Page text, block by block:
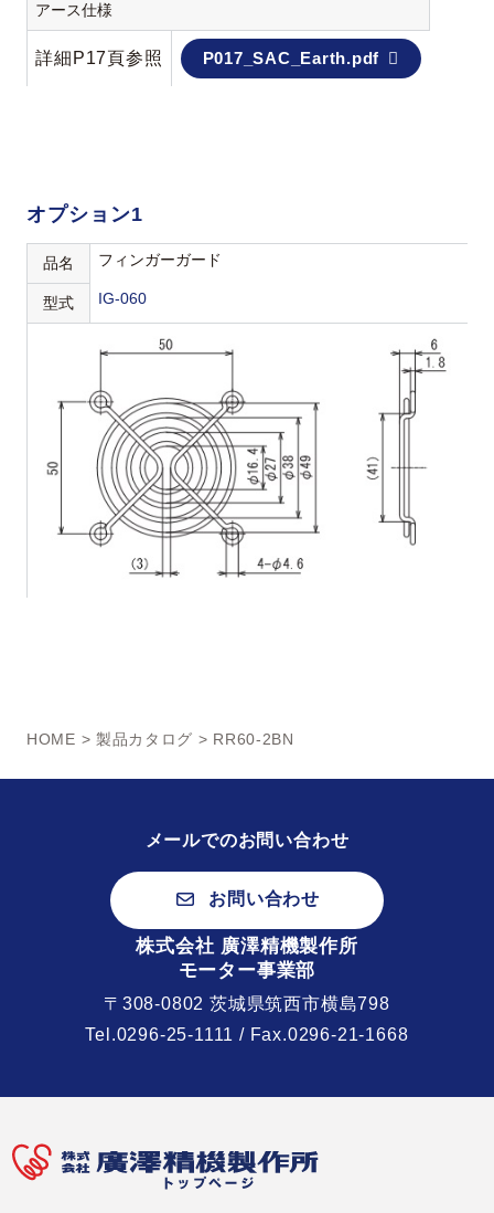
アース仕様
詳細P17頁参照 P017_SAC_Earth.pdf
オプション1
品名 フィンガーガード
型式 IG-060
HOME > 製品カタログ > RR60-2BN
メールでのお問い合わせ
お問い合わせ
株式会社 廣澤精機製作所
モーター事業部
〒308-0802 茨城県筑西市横島798
Tel.0296-25-1111 / Fax.0296-21-1668